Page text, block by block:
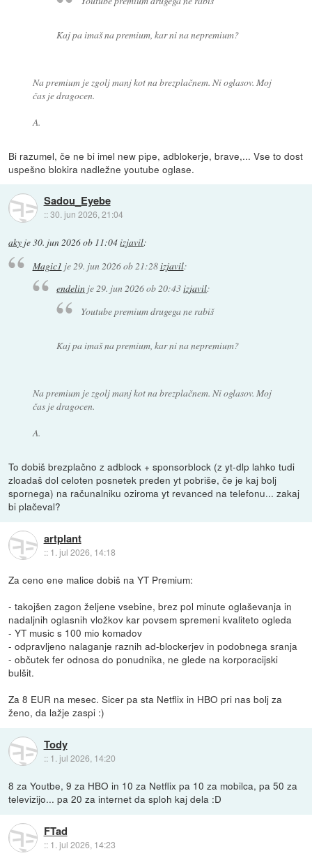
Kaj pa imaš na premium, kar ni na nepremium?
Na premium je zgolj manj kot na brezplačnem. Ni oglasov. Moj
čas je dragocen.
A.
Bi razumel, če ne bi imel new pipe, adblokerje, brave,... Vse to dost
uspešno blokira nadležne youtube oglase.
Sadou_Eyebe
::30. jun 2026, 21:04
aky je30. jun 2026 ob 11:04izjavil:
Magic1 je 29. jun 2026 ob 21:28izjavil:
endelin je29. jun 2026 ob 20:43izjavil:
Youtube premium drugega ne rabiš
Kaj pa imaš na premium, kar ni na nepremium?
Na premium je zgolj manj kot na brezplačnem. Ni oglasov. Moj
čas je dragocen.
A.
To dobiš brezplačno z adblock + sponsorblock (z yt-dlp lahko tudi
zloadaš dol celoten posnetek preden yt pobriše, če je kaj bolj
spornega) na računalniku oziroma yt revanced na telefonu... zakaj
bi plačeval?
artplant
:: 1. jul 2026, 14:18
Za ceno ene malice dobiš na YT Premium:
- takojšen zagon željene vsebine, brez pol minute oglaševanja in
nadaljnih oglasnih vložkov kar povsem spremeni kvaliteto ogleda
- YT music s 100 mio komadov
- odpravljeno nalaganje raznih ad-blockerjev in podobnega sranja
- občutek fer odnosa do ponudnika, ne glede na korporacijski
bulšit.
Za 8 EUR na mesec. Sicer pa sta Netflix in HBO pri nas bolj za
ženo, da lažje zaspi :)
Tody
:: 1. jul 2026, 14:20
8 za Youtbe, 9 za HBO in 10 za Netflix pa 10 za mobilca, pa 50 za
televizijo... pa 20 za internet da sploh kaj dela :D
FTad
:: 1. jul 2026, 14:23